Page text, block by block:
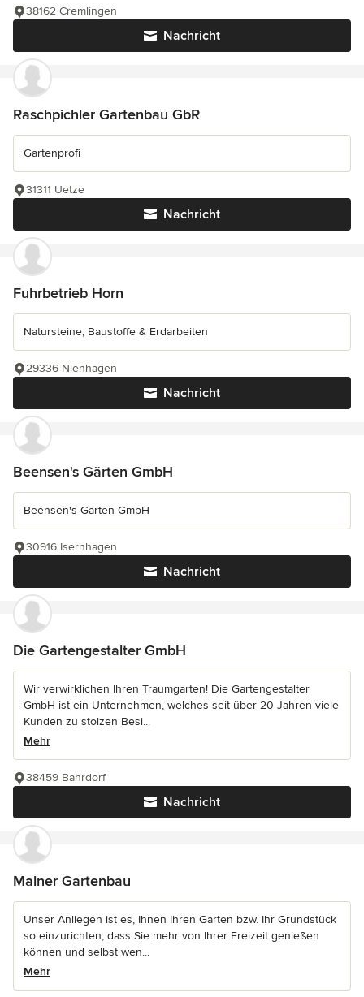
Nachricht
38162 Cremlingen
Raschpichler Gartenbau GbR
Gartenprofi
Nachricht
31311 Uetze
Fuhrbetrieb Horn
Natursteine, Baustoffe & Erdarbeiten
Nachricht
29336 Nienhagen
Beensen's Gärten GmbH
Beensen's Gärten GmbH
Nachricht
30916 Isernhagen
Die Gartengestalter GmbH
Wir verwirklichen Ihren Traumgarten! Die Gartengestalter
GmbH ist ein Unternehmen, welches seit über 20 Jahren viele
Kunden zu stolzen Besi...
Mehr
Nachricht
38459 Bahrdorf
Malner Gartenbau
Unser Anliegen ist es, Ihnen Ihren Garten bzw. Ihr Grundstück
so einzurichten, dass Sie mehr von Ihrer Freizeit genießen
können und selbst wen...
Mehr